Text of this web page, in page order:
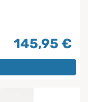
145,95 €